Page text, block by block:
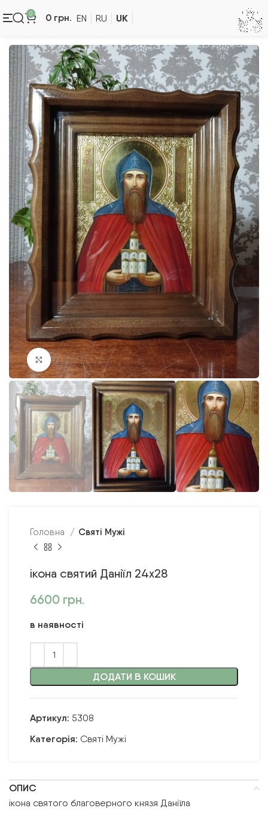
0 0 грн. EN RU UK
Клацніть, щоб збільшити
Головна Святі Мужі
ікона святий Даніїл 24х28
6600 грн.
в наявності
ДОДАТИ В КОШИК
Артикул: 5308
Категорія: Святі Мужі
ОПИС
ікона святого благоверного князя Даніїла